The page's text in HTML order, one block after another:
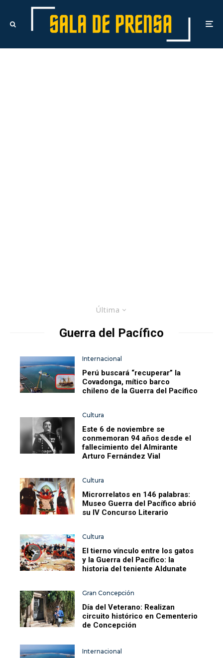
Última
Guerra del Pacífico
Internacional
Perú buscará “recuperar” la
Covadonga, mítico barco
chileno de la Guerra del Pacífico
Cultura
Este 6 de noviembre se
conmemoran 94 años desde el
fallecimiento del Almirante
Arturo Fernández Vial
Cultura
Microrrelatos en 146 palabras:
Museo Guerra del Pacífico abrió
su IV Concurso Literario
Cultura
El tierno vínculo entre los gatos
y la Guerra del Pacífico: la
historia del teniente Aldunate
Gran Concepción
Día del Veterano: Realizan
circuito histórico en Cementerio
de Concepción
Internacional